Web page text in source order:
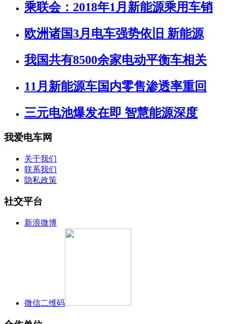
乘联会：2018年1月新能源乘用车销
欧洲诸国3月电车强势依旧 新能源
我国共有8500余家电动平衡车相关
11月新能源车国内零售渗透率重回
三元电池爆发在即 智慧能源深度
我爱电车网
关于我们
联系我们
隐私政策
社交平台
新浪微博
微信二维码